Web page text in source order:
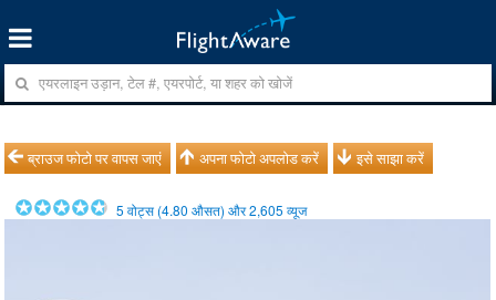
ब्राउज फोटो पर वापस जाएं अपना फोटो अपलोड करें इसे साझा करें
5 वोट्स (4.80 औसत) और2,605 व्यूज